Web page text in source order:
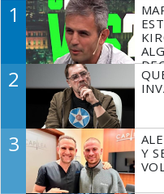
1
2
3
Y